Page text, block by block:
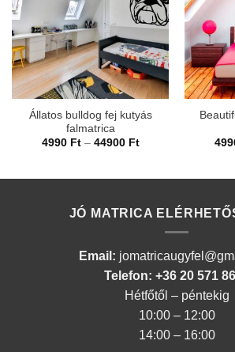
Állatos bulldog fej kutyás
falmatrica
4990 Ft – 44900 FtÁrtartomány:
JÓ MATRICA
Email:
Telefon: +36 20 571
Hétfőtől – péntekig
10:00 – 12:00
14:00 – 16:00